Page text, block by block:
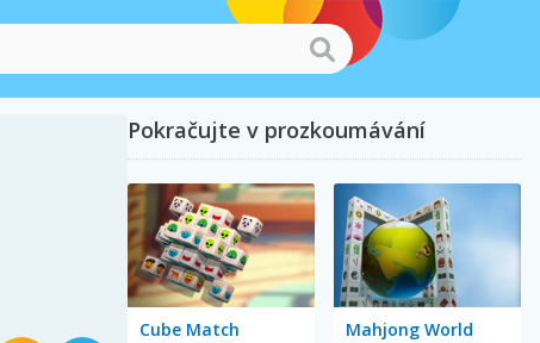
Pokračujte v prozkoumávání
Cube Match Mahjong World